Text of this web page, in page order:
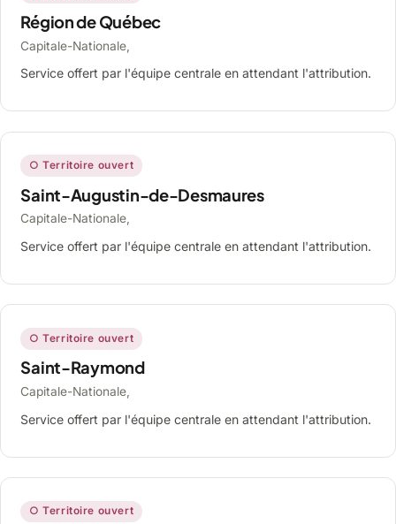
Région de Québec
Capitale-Nationale,
Service offert par l'équipe centrale en attendant l'attribution.
○ Territoire ouvert
Saint-Augustin-de-Desmaures
Capitale-Nationale,
Service offert par l'équipe centrale en attendant l'attribution.
○ Territoire ouvert
Saint-Raymond
Capitale-Nationale,
Service offert par l'équipe centrale en attendant l'attribution.
○ Territoire ouvert